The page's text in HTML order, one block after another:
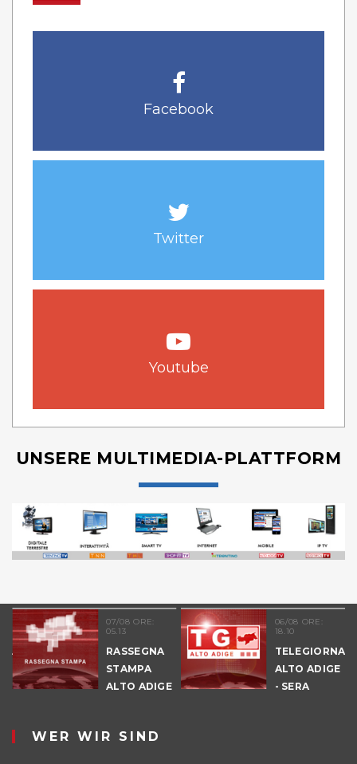
Facebook
Twitter
Youtube
UNSERE MULTIMEDIA-PLATTFORM
07/08 ORE:
05.13
RASSEGNA
STAMPA
ALTO ADIGE
06/08 ORE:
18.10
ALTO ADIGE
- SERA
WER WIR SIND